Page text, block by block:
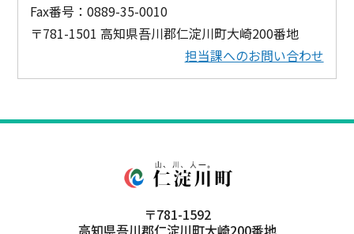
Fax番号：0889-35-0010
〒781-1501 高知県吾川郡仁淀川町大崎200番地
担当課へのお問い合わせ
〒781-1592
高知県吾川郡仁淀川町大崎200番地